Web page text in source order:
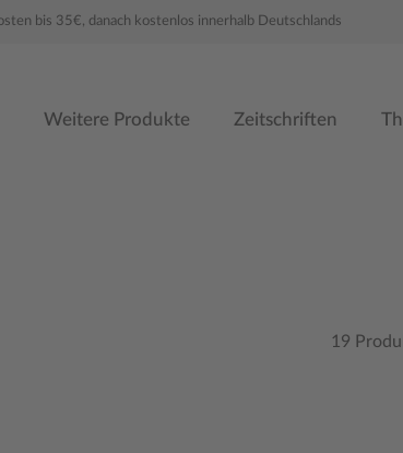
bis 35€, danach kostenlos innerhalb Deutschlands
Weitere Produkte Zeitschriften
19